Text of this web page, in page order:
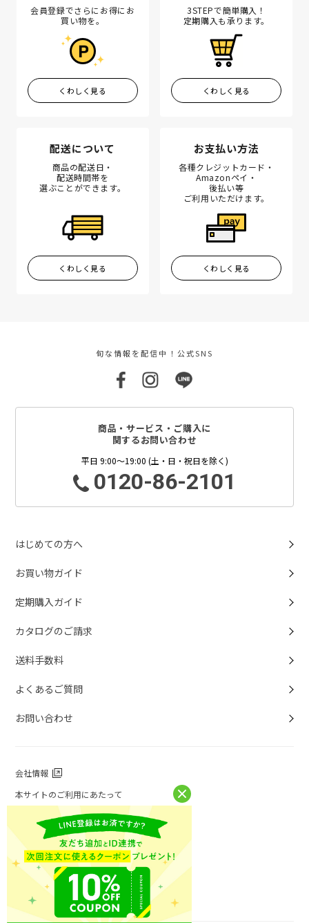
会員登録でさらにお得にお
買い物を。
くわしく見る
3STEPで簡単購入！
定期購入も承ります。
くわしく見る
配送について
商品の配送日・
配送時間帯を
選ぶことができます。
くわしく見る
お支払い方法
各種クレジットカード・
Amazonペイ・
後払い等
ご利用いただけます。
くわしく見る
旬な情報を配信中！公式SNS
商品・サービス・ご購入に
関するお問い合わせ
平日 9:00～19:00 (土・日・祝日を除く)
0120-86-2101
はじめての方へ
お買い物ガイド
定期購入ガイド
カタログのご請求
送料手数料
よくあるご質問
お問い合わせ
会社情報
本サイトのご利用にあたって
個人情報保護方針
個人情報取扱について
特定商取引法に基づく表記
お問い合わせ
ニチレイフーズ公式ホームページ